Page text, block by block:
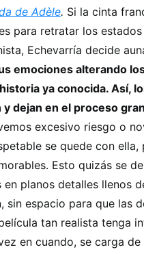
de Adèle. Si la cinta
para retratar los
Echevarría decide
emociones alterando
ya conocida. Así,
dejan en el proceso
excesivo riesgo o
se quede con
Esto quizás se
planos detalles llenos
sin espacio para que las
tan realista tenga
en cuando, se carga